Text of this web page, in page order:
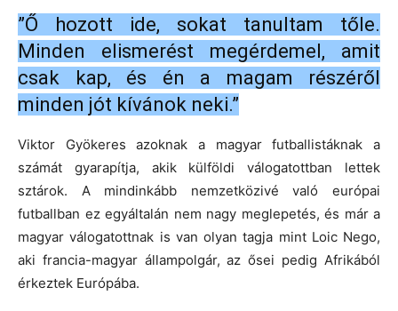
”Ő hozott ide, sokat tanultam tőle.
Minden elismerést megérdemel, amit
csak kap, és én a magam részéről
minden jót kívánok neki.”
Viktor Gyökeres azoknak a magyar futballistáknak a
számát gyarapítja, akik külföldi válogatottban lettek
sztárok. A mindinkább nemzetközivé való európai
futballban ez egyáltalán nem nagy meglepetés, és már a
magyar válogatottnak is van olyan tagja mint Loic Nego,
aki francia-magyar állampolgár, az ősei pedig Afrikából
érkeztek Európába.